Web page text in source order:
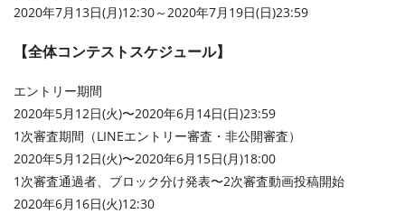
2020年7月13日(月)12:30～2020年7月19日(日)23:59
【全体コンテストスケジュール】
エントリー期間
2020年5月12日(火)〜2020年6月14日(日)23:59
1次審査期間（LINEエントリー審査・非公開審査）
2020年5月12日(火)〜2020年6月15日(月)18:00
1次審査通過者、ブロック分け発表〜2次審査動画投稿開始
2020年6月16日(火)12:30